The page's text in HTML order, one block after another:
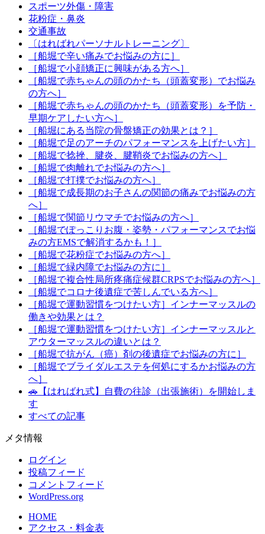
スポーツ外傷・障害
花粉症・鼻炎
交通事故
〔はればれパーソナルトレーニング〕
［船堀で辛い痛みでお悩みの方に］
［船堀で小顔矯正に興味がある方へ］
［船堀で赤ちゃんの頭のかたち（頭蓋変形）でお悩み
の方へ］
［船堀で赤ちゃんの頭のかたち（頭蓋変形）を予防・
早期ケアしたい方へ］
［船堀にある当院の骨盤矯正の効果とは？］
［船堀で足のアーチのパフォーマンスを上げたい方］
［船堀で捻挫、腱炎、腱鞘炎でお悩みの方へ］
［船堀で肉離れでお悩みの方へ］
［船堀で打撲でお悩みの方へ］
［船堀で成長期のお子さんの関節の痛みでお悩みの方
へ］
［船堀で関節リウマチでお悩みの方へ］
［船堀でぽっこりお腹・姿勢・パフォーマンスでお悩
みの方EMSで解消するかも！］
［船堀で花粉症でお悩みの方へ］
［船堀で緑内障でお悩みの方に］
［船堀で複合性局所疼痛症候群CRPSでお悩みの方へ］
［船堀でコロナ後遺症で苦しんでいる方へ］
［船堀で運動習慣をつけたい方］インナーマッスルの
働きや効果とは？
［船堀で運動習慣をつけたい方］インナーマッスルと
アウターマッスルの違いとは？
［船堀で抗がん（癌）剤の後遺症でお悩みの方に］
［船堀でブライダルエステを何処にするかお悩みの方
へ］
🚗【はればれ式】自費の往診（出張施術）を開始しま
す
すべての記事
メタ情報
ログイン
投稿フィード
コメントフィード
WordPress.org
HOME
アクセス・料金表